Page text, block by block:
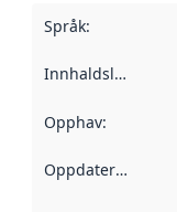
Språk:
Innhaldsleverandørar
Opphav:
Oppdateringsfrekvens